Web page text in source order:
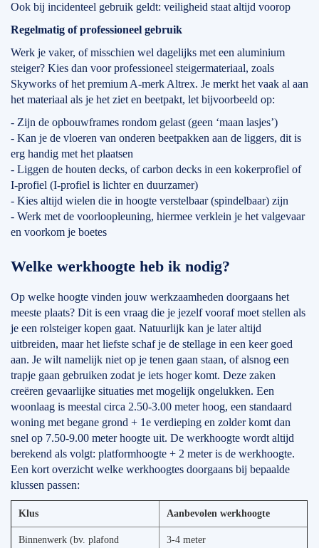
Ook bij incidenteel gebruik geldt: veiligheid staat altijd voorop
Regelmatig of professioneel gebruik
Werk je vaker, of misschien wel dagelijks met een aluminium
steiger? Kies dan voor professioneel steigermateriaal, zoals
Skyworks of het premium A-merk Altrex. Je merkt het vaak al aan
het materiaal als je het ziet en beetpakt, let bijvoorbeeld op:
- Zijn de opbouwframes rondom gelast (geen ‘maan lasjes’)
- Kan je de vloeren van onderen beetpakken aan de liggers, dit is
erg handig met het plaatsen
- Liggen de houten decks, of carbon decks in een kokerprofiel of
I-profiel (I-profiel is lichter en duurzamer)
- Kies altijd wielen die in hoogte verstelbaar (spindelbaar) zijn
- Werk met de voorloopleuning, hiermee verklein je het valgevaar
en voorkom je boetes
Welke werkhoogte heb ik nodig?
Op welke hoogte vinden jouw werkzaamheden doorgaans het
meeste plaats? Dit is een vraag die je jezelf vooraf moet stellen als
je een rolsteiger kopen gaat. Natuurlijk kan je later altijd
uitbreiden, maar het liefste schaf je de stellage in een keer goed
aan. Je wilt namelijk niet op je tenen gaan staan, of alsnog een
trapje gaan gebruiken zodat je iets hoger komt. Deze zaken
creëren gevaarlijke situaties met mogelijk ongelukken. Een
woonlaag is meestal circa 2.50-3.00 meter hoog, een standaard
woning met begane grond + 1e verdieping en zolder komt dan
snel op 7.50-9.00 meter hoogte uit. De werkhoogte wordt altijd
berekend als volgt: platformhoogte + 2 meter is de werkhoogte.
Een kort overzicht welke werkhoogtes doorgaans bij bepaalde
klussen passen:
Klus Aanbevolen werkhoogte
Binnenwerk (bv. plafond
3-4 meter